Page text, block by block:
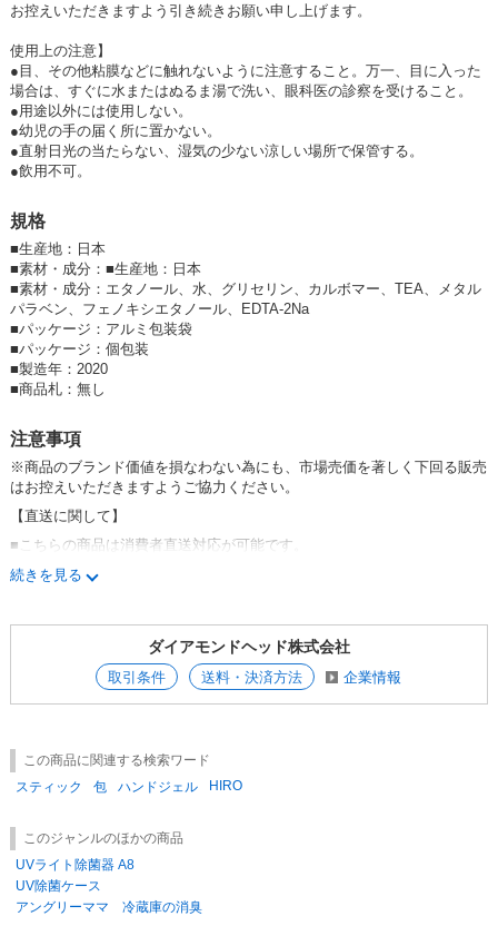
お控えいただきますよう引き続きお願い申し上げます。
使用上の注意】
●目、その他粘膜などに触れないように注意すること。万一、目に入った
場合は、すぐに水またはぬるま湯で洗い、眼科医の診察を受けること。
●用途以外には使用しない。
●幼児の手の届く所に置かない。
●直射日光の当たらない、湿気の少ない涼しい場所で保管する。
●飲用不可。
規格
■生産地：日本
■素材・成分：■生産地：日本
■素材・成分：エタノール、水、グリセリン、カルボマー、TEA、メタル
パラベン、フェノキシエタノール、EDTA-2Na
■パッケージ：アルミ包装袋
■パッケージ：個包装
■製造年：2020
■商品札：無し
注意事項
※商品のブランド価値を損なわない為にも、市場売価を著しく下回る販売
はお控えいただきますようご協力ください。
【直送に関して】
■こちらの商品は消費者直送対応が可能です。
消費者への配送先指定がある場合は、ご注文時の画面で配送先登録ができ
複数の配送先登録機能の箇所に配送先を追加登録してご注文下さい。
【沖縄・離島の送料に関して】
■沖縄・離島は配送不可となります。
消費者直送時のご注意点】
エンドユーザー様の
窓口はあくまで御社様ですので、まず御社様にてお客様対応をしていただ
■欠品時の売り越しによるトラブルには対応しかねますので、予めご了承
ください。
■出荷確定後、小売店様やお客様都合での受取拒否や納品先の変更などで
転送などの費用が発生した場合などにつきましては、別途配送料を請求さ
続きを見る
ダイアモンドヘッド株式会社
取引条件 送料・決済方法 企業情報
この商品に関連する検索ワード
スティック
包 ハンドジェル HIRO
このジャンルのほかの商品
UVライト除菌器 A8
UV除菌ケース
アングリーママ 冷蔵庫の消臭